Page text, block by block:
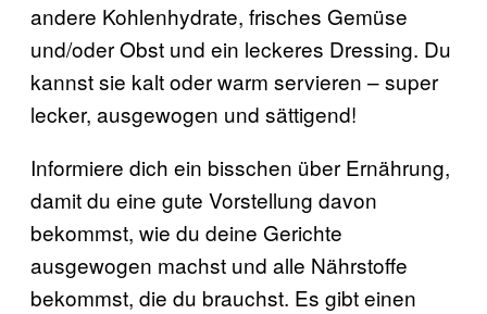
andere Kohlenhydrate, frisches Gemüse
und/oder Obst und ein leckeres Dressing. Du
kannst sie kalt oder warm servieren – super
lecker, ausgewogen und sättigend!
Informiere dich ein bisschen über Ernährung,
damit du eine gute Vorstellung davon
bekommst, wie du deine Gerichte
ausgewogen machst und alle Nährstoffe
bekommst, die du brauchst. Es gibt einen